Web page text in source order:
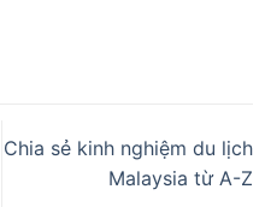
Chia sẻ kinh nghiệm du lịch
Malaysia từ A-Z